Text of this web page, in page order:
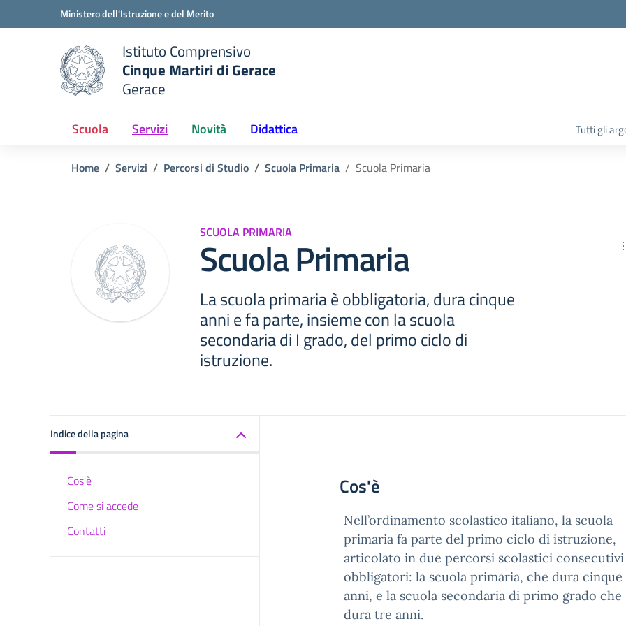
Vai ai contenuti
Vai al menu di navigazioneMinistero dell'Istruzione e del Merito
scuola
Istituto Comprensivo
Cinque Martiri di Gerace
Gerace
Scuola Servizi Novità Didattica Tutti gli
Home Servizi Percorsi di Studio Scuola Primaria Scuola Primaria
SCUOLA PRIMARIA
Scuola Primaria
La scuola primaria è obbligatoria, dura cinque
anni e fa parte, insieme con la scuola
secondaria di I grado, del primo ciclo di
istruzione.
Indice della pagina
Cos'è
Come si accede
Contatti
Cos'è
Nell’ordinamento scolastico italiano, la scuola
primaria fa parte del primo ciclo di istruzione,
articolato in due percorsi scolastici consecutivi
obbligatori: la scuola primaria, che dura cinque
anni, e la scuola secondaria di primo grado che
dura tre anni.